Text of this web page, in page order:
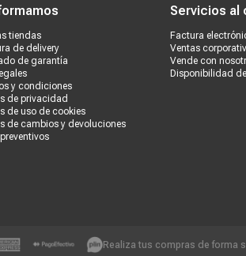
tiendas
de delivery
de garantía
y condiciones
de privacidad
de uso de cookies
de cambios y devoluciones
Servicios al
Factura
Ventas
Vende con
Disponibilidad
Realiza tus compras de forma